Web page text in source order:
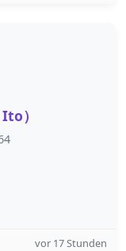
）
vor 17 Stunden